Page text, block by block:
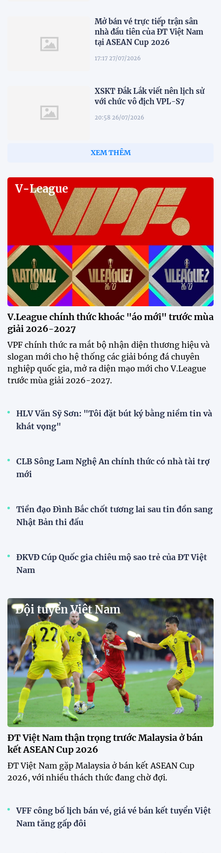
Mở bán vé trực tiếp trận sân
nhà đầu tiên của ĐT Việt Nam
tại ASEAN Cup 2026
17:17 27/07/2026
XSKT Đắk Lắk viết nên lịch sử
với chức vô địch VPL-S7
20:58 26/07/2026
XEM THÊM
V-League
V.League chính thức khoác "áo mới" trước mùa
giải 2026-2027
VPF chính thức ra mắt bộ nhận diện thương hiệu và
slogan mới cho hệ thống các giải bóng đá chuyên
nghiệp quốc gia, mở ra diện mạo mới cho V.League
trước mùa giải 2026-2027.
HLV Văn Sỹ Sơn: "Tôi đặt bút ký bằng niềm tin và
khát vọng"
CLB Sông Lam Nghệ An chính thức có nhà tài trợ
mới
Tiền đạo Đình Bắc chốt tương lai sau tin đồn sang
Nhật Bản thi đấu
ĐKVĐ Cúp Quốc gia chiêu mộ sao trẻ của ĐT Việt
Nam
Đội tuyển Việt Nam
ĐT Việt Nam thận trọng trước Malaysia ở bán
kết ASEAN Cup 2026
ĐT Việt Nam gặp Malaysia ở bán kết ASEAN Cup
2026, với nhiều thách thức đang chờ đợi.
VFF công bố lịch bán vé, giá vé bán kết tuyển Việt
Nam tăng gấp đôi